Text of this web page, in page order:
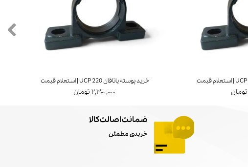
خرید پوسته یاتاقان UCP 220 | استعلام قیمت
۲,۳۰۰,۰۰۰ تومان
ضمانت اصالت کالا
خریدی مطمئن